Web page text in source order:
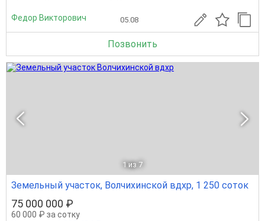
Федор Викторович 05.08
Позвонить
1 из 7
Земельный участок, Волчихинской вдхр, 1 250 соток
75 000 000 ₽
60 000 ₽ за сотку